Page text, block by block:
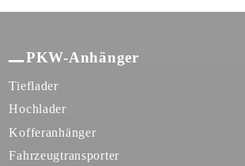
PKW-Anhänger
Tieflader
Hochlader
Kofferanhänger
Fahrzeugtransporter